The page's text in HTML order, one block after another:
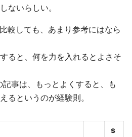
ないらしい。
較しても、あまり参考にはなら
ると、何を力を入れるとよさそ
事は、もっとよくすると、も
るというのが経験則。
s